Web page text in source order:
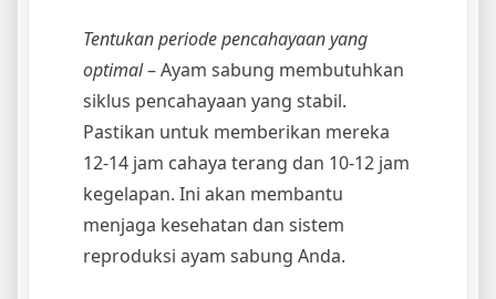
Tentukan periode pencahayaan yang
optimal– Ayam sabung membutuhkan
siklus pencahayaan yang stabil.
Pastikan untuk memberikan mereka
12-14 jam cahaya terang dan 10-12 jam
kegelapan. Ini akan membantu
menjaga kesehatan dan sistem
reproduksi ayam sabung Anda.